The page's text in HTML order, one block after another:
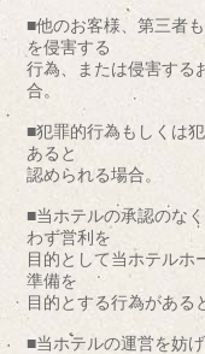
■他のお客様、第三者
を侵害する
行為、または侵害する
合。
■犯罪的行為もしくは
あると
認められる場合。
■当ホテルの承認のな
わず営利を
目的として当ホテルホ
準備を
目的とする行為がある
■当ホテルの運営を妨